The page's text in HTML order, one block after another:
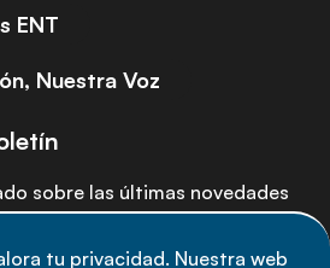
tu privacidad. Nuestra web
ENT
Nuestra Voz
sobre las últimas novedades